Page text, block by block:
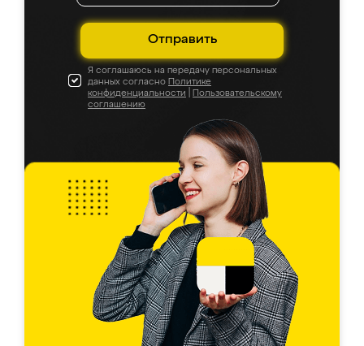
Отправить
Я соглашаюсь на передачу персональных
данных согласно Политике
конфиденциальности
Пользовательскому
соглашению